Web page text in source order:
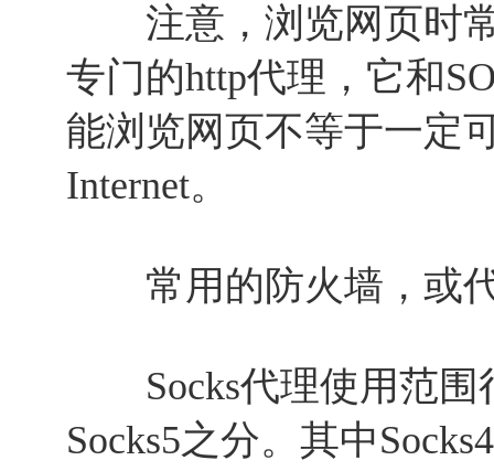
注意，浏览网页时常
专门的http代理，它和
能浏览网页不等于一定
Internet。
常用的防火墙，或代
Socks代理使用范围
Socks5之分。其中